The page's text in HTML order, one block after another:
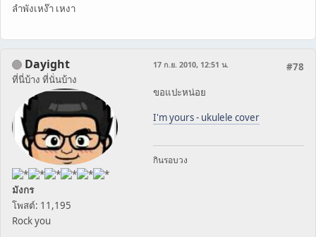
ลำพังเหง๊า เหงา
Dayight
ที่นี่บ้าง ที่นั่นบ้าง
มังกร
โพสต์: 11,195
Rock you
#78
17 ก.ย. 2010, 12:51 น.
ขอแปะหน่อย
I'm yours - ukulele cover
กินรอบวง